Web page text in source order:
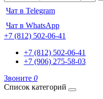
Чат в Telegram
Чат в WhatsApp
+7 (812) 502-06-41
+7 (812) 502-06-41
+7 (906) 275-58-03
Звоните 0
Список категорий